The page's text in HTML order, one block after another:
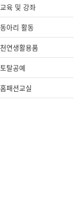
교육 및 강좌
동아리 활동
천연생활용품
토탈공예
홈패션교실